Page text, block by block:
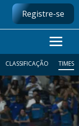
Registre-se
CLASSIFICAÇÃO TIMES